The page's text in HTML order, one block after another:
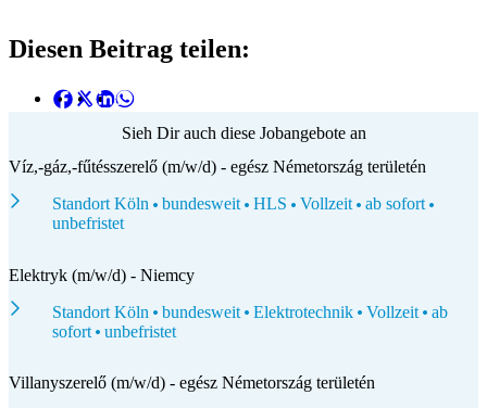
Diesen Beitrag teilen:
Sieh Dir auch diese Jobangebote an
Víz,-gáz,-fűtésszerelő (m/w/d) - egész Németország területén
Standort Köln
bundesweit HLS Vollzeit
ab sofort
unbefristet
Elektryk (m/w/d) - Niemcy
Standort Köln
bundesweit Elektrotechnik Vollzeit
ab
sofort
unbefristet
Villanyszerelő (m/w/d) - egész Németország területén